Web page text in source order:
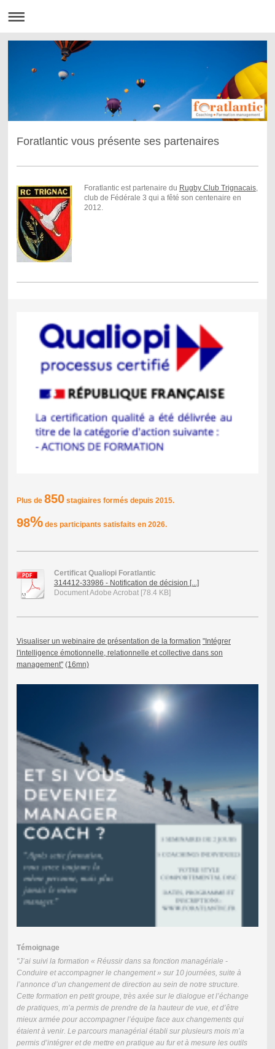
Foratlantic vous présente ses partenaires
Foratlantic est partenaire du Rugby Club Trignacais,
club de Fédérale 3 qui a fêté son centenaire en
2012.
Plus de 850stagiaires formés depuis 2015.
98%des participants satisfaits en 2026.
Certificat Qualiopi Foratlantic
314412-33986 - Notification de décision [...]
Document Adobe Acrobat [78.4 KB]
Visualiser un webinaire de présentation de la formation "Intégrer
l'intelligence émotionnelle, relationnelle et collective dans son
management" (16mn)
Témoignage
"J’ai suivi la formation « Réussir dans sa fonction managériale -
Conduire et accompagner le changement » sur 10 journées, suite à
l’annonce d’un changement de direction au sein de notre structure.
Cette formation en petit groupe, très axée sur le dialogue et l’échange
de pratiques, m’a permis de prendre de la hauteur de vue, et d’être
mieux armée pour accompagner l’équipe face aux changements qui
étaient à venir. Le parcours managérial établi sur plusieurs mois m’a
permis d’intégrer et de mettre en pratique au fur et à mesure les outils